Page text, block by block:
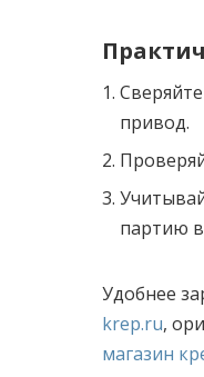
привод.
партию
Удобнее
krep.ru,
магазин